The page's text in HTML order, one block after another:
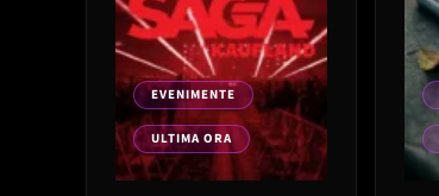
EVENIMENTE
ULTIMA ORA